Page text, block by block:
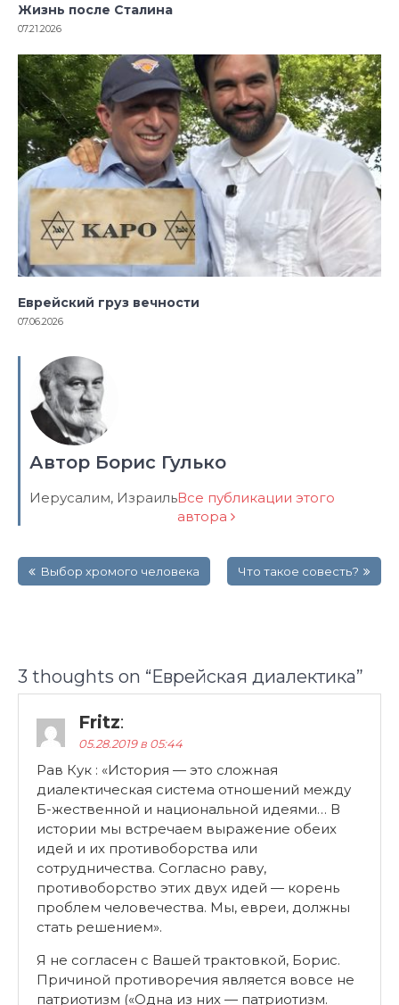
Жизнь после Сталина
07.21.2026
Еврейский груз вечности
07.06.2026
Автор Борис Гулько
Иерусалим, ИзраильВсе публикации этого
автора
по Выбор хромого человека Что такое совесть?
3 thoughts on “Еврейская диалектика”
Fritz:
05.28.2019 в 05:44
Рав Кук : «История — это сложная
диалектическая система отношений между
Б-жественной и национальной идеями… В
истории мы встречаем выражение обеих
идей и их противоборства или
сотрудничества. Согласно раву,
противоборство этих двух идей — корень
проблем человечества. Мы, евреи, должны
стать решением».
Я не согласен с Вашей трактовкой, Борис.
Причиной противоречия является вовсе не
патриотизм («Одна из них — патриотизм.